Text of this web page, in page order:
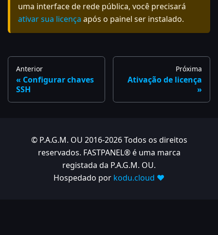
uma interface de rede pública, você precisará
ativar sua licença após o painel ser instalado.
Anterior
Configurar chaves
SSH
Próxima
Ativação de licença
© P.A.G.M. OU 2016-2026 Todos os direitos
reservados. FASTPANEL® é uma marca
registada da P.A.G.M. OU.
Hospedado por kodu.cloud ❤️